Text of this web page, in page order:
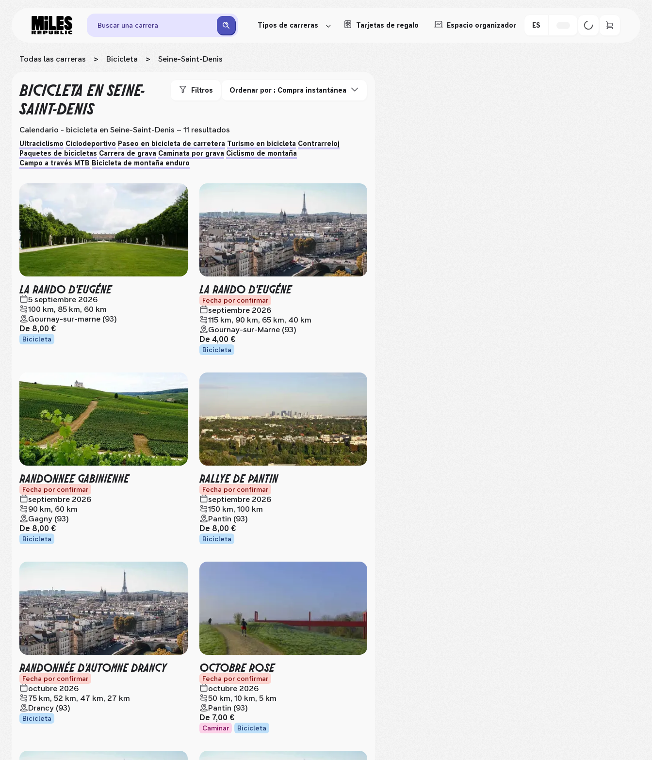
Buscar una carrera Tipos de carreras Tarjetas de regalo Espacio organizador ES
Todas las carreras > Bicicleta > Seine-Saint-Denis
BICICLETA EN SEINE-
SAINT-DENIS
Filtros Ordenar por : Compra instantánea
Calendario - bicicleta en Seine-Saint-Denis – 11 resultados
Ultraciclismo Ciclodeportivo Paseo en bicicleta de carretera Turismo en bicicleta Contrarreloj
Paquetes de bicicletas Carrera de grava Caminata por grava Ciclismo de montaña
Campo a través MTB Bicicleta de montaña enduro
LA RANDO D'EUGÉNE
5 septiembre 2026
100 km, 85 km, 60 km
Gournay-sur-marne (93)
De 8,00 €
Bicicleta
LA RANDO D'EUGÉNE
Fecha por confirmar
septiembre 2026
115 km, 90 km, 65 km, 40 km
Gournay-sur-Marne (93)
De 4,00 €
Bicicleta
RANDONNEE GABINIENNE
Fecha por confirmar
septiembre 2026
90 km, 60 km
Gagny (93)
De 8,00 €
Bicicleta
RALLYE DE PANTIN
Fecha por confirmar
septiembre 2026
150 km, 100 km
Pantin (93)
De 8,00 €
Bicicleta
RANDONNÉE D'AUTOMNE DRANCY
Fecha por confirmar
octubre 2026
75 km, 52 km, 47 km, 27 km
Drancy (93)
Bicicleta
OCTOBRE ROSE
Fecha por confirmar
octubre 2026
50 km, 10 km, 5 km
Pantin (93)
De 7,00 €
Caminar Bicicleta